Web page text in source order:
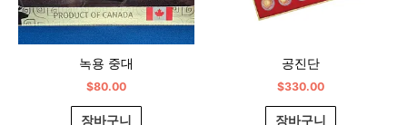
녹용 중대
$80.00
장바구니
공진단
$330.00
장바구니